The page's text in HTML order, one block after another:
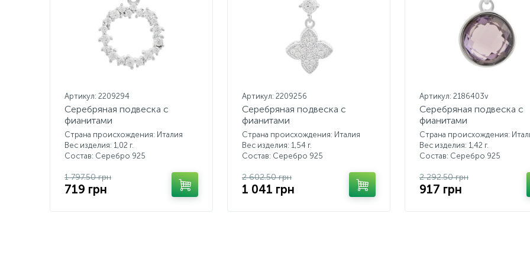
Артикул: 2209294
Серебряная подвеска с
фианитами
Страна происхождения: Италия
Вес изделия: 1,02 г.
Состав: Серебро 925
1 797.50 грн
719 грн
Артикул: 2209256
Серебряная подвеска с
фианитами
Страна происхождения: Италия
Вес изделия: 1,54 г.
Состав: Серебро 925
2 602.50 грн
1 041 грн
Артикул: 2186403v
Серебряная подвеска с
фианитами
Страна происхождения:
Вес изделия: 1,42 г.
Состав: Серебро 925
2 292.50 грн
917 грн